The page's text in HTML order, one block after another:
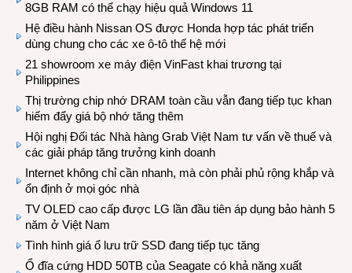
8GB RAM có thể chạy hiệu quả Windows 11
Hệ điều hành Nissan OS được Honda hợp tác phát triển
dùng chung cho các xe ô-tô thế hệ mới
21 showroom xe máy điện VinFast khai trương tại
Philippines
Thị trường chip nhớ DRAM toàn cầu vẫn đang tiếp tục khan
hiếm đẩy giá bộ nhớ tăng thêm
Hội nghị Đối tác Nhà hàng Grab Việt Nam tư vấn về thuế và
các giải pháp tăng trưởng kinh doanh
Internet không chỉ cần nhanh, mà còn phải phủ rộng khắp và
ổn định ở mọi góc nhà
TV OLED cao cấp được LG lần đầu tiên áp dụng bảo hành 5
năm ở Việt Nam
Tình hình giá ổ lưu trữ SSD đang tiếp tục tăng
Ổ đĩa cứng HDD 50TB của Seagate có khả năng xuất